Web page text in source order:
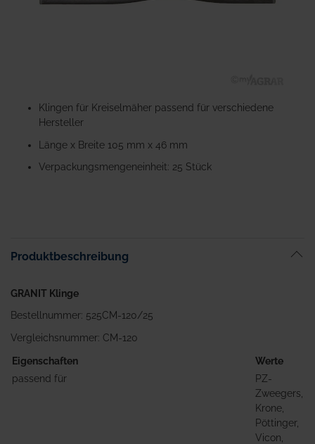
Anfang
springen
Klingen für Kreiselmäher passend für verschiedene
Hersteller
Länge x Breite 105 mm x 46 mm
Verpackungsmengeneinheit: 25 Stück
Produktbeschreibung
GRANIT Klinge
Bestellnummer: 525CM-120/25
Vergleichsnummer: CM-120
Eigenschaften
Werte
passend für
PZ-
Zweegers,
Krone,
Pöttinger,
Vicon,